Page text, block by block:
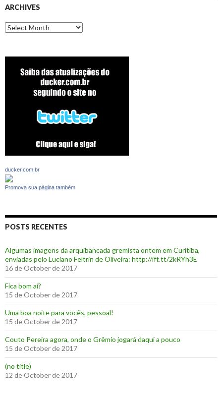
ARCHIVES
Archives
ducker.com.br
Promova sua página também
POSTS RECENTES
Algumas imagens da arquibancada gremista ontem em Curitiba,
enviadas pelo Luciano Feltrin de Oliveira: http://ift.tt/2kRYh3E
16 de October de 2017
‪Fica bom aí?‬
15 de October de 2017
Uma boa noite para vocês, pessoal!
15 de October de 2017
‪Couto Pereira agora, onde o Grêmio jogará daqui a pouco ‬
15 de October de 2017
(no title)
12 de October de 2017